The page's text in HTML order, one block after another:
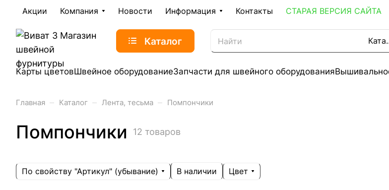
Акции Компания Новости Информация Контакты СТАРАЯ ВЕРСИЯ САЙТА
Каталог
Карты цветовШвейное оборудованиеЗапчасти для швейного оборудования
Главная – Каталог – Лента, тесьма – Помпончики
Помпончики 12 товаров
По свойству "Артикул" (убывание) В наличии Цвет